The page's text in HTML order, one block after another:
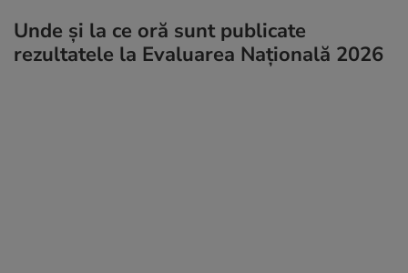
Unde și la ce oră sunt publicate
rezultatele la Evaluarea Națională 2026